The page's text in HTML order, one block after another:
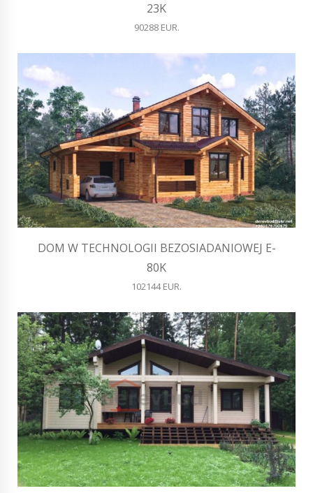
23K
90288 EUR.
DOM W TECHNOLOGII BEZOSIADANIOWEJ E-
80K
102144 EUR.